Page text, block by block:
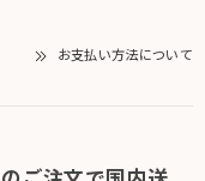
お支払い方法について